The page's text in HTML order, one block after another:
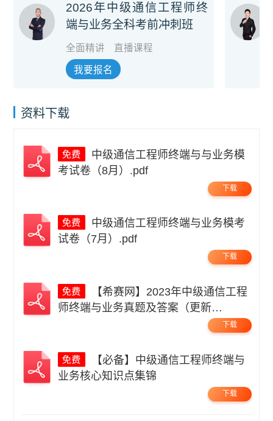
2026年中级通信工程师终
端与业务全科考前冲刺班
全面精讲 直播课程
我要报名
资料下载
考试卷（8月）.pdf
下载
试卷（7月）.pdf
下载
师终端与业务真题及答案（更新
下载
业务核心知识点集锦
下载